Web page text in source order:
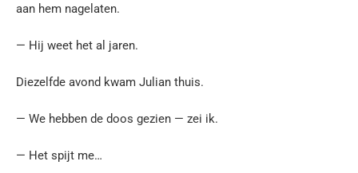
aan hem nagelaten.
— Hij weet het al jaren.
Diezelfde avond kwam Julian thuis.
— We hebben de doos gezien — zei ik.
— Het spijt me…